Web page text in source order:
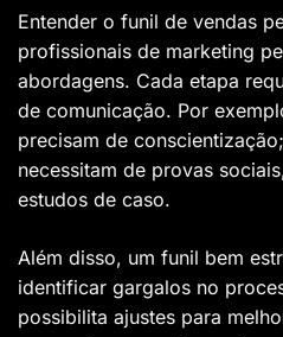
Entender o funil de vendas
profissionais de marketing
abordagens. Cada etapa
de comunicação. Por
precisam de
necessitam de provas
estudos de caso.
Além disso, um funil bem
identificar gargalos no
possibilita ajustes para